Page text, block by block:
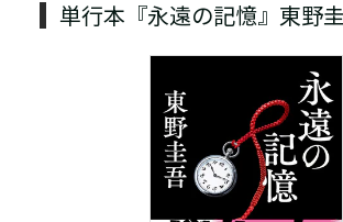
単行本『永遠の記憶』東野